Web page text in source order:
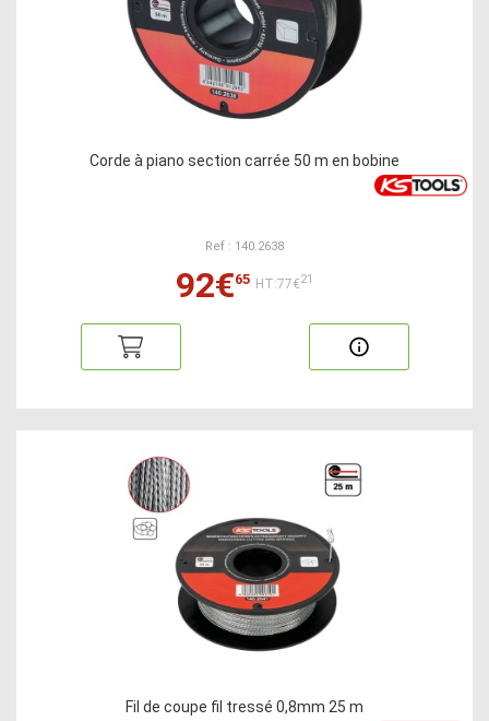
Corde à piano section carrée 50 m en bobine
Ref : 140.2638
92€65 HT:77€21
Fil de coupe fil tressé 0,8mm 25 m